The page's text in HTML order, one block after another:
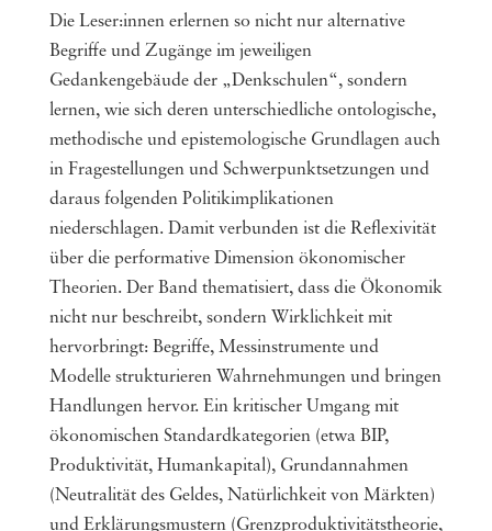
Die Leser:innen erlernen so nicht nur alternative
Begriffe und Zugänge im jeweiligen
Gedankengebäude der „Denkschulen“, sondern
lernen, wie sich deren unterschiedliche ontologische,
methodische und epistemologische Grundlagen auch
in Fragestellungen und Schwerpunktsetzungen und
daraus folgenden Politikimplikationen
niederschlagen. Damit verbunden ist die Reflexivität
über die performative Dimension ökonomischer
Theorien. Der Band thematisiert, dass die Ökonomik
nicht nur beschreibt, sondern Wirklichkeit mit
hervorbringt: Begriffe, Messinstrumente und
Modelle strukturieren Wahrnehmungen und bringen
Handlungen hervor. Ein kritischer Umgang mit
ökonomischen Standardkategorien (etwa BIP,
Produktivität, Humankapital), Grundannahmen
(Neutralität des Geldes, Natürlichkeit von Märkten)
und Erklärungsmustern (Grenzproduktivitätstheorie,